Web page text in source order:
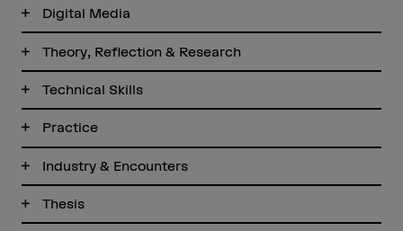
Digital Media
Theory, Reflection & Research
Technical Skills
Practice
Industry & Encounters
Thesis